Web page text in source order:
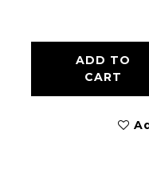
ADD TO
CART